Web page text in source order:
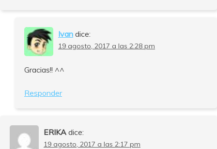
Ivan dice:
19 agosto, 2017 a las 2:28 pm
Gracias!! ^^
Responder
ERIKA dice:
19 agosto, 2017 a las 2:17 pm